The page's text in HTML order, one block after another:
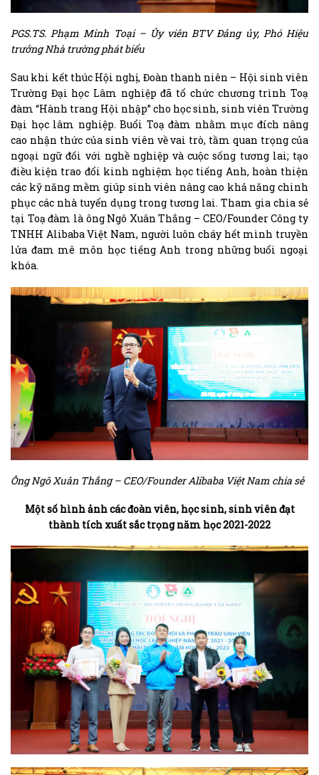
PGS.TS. Phạm Minh Toại – Ủy viên BTV Đảng ủy, Phó Hiệu
trưởng Nhà trường phát biểu
Sau khi kết thúc Hội nghị, Đoàn thanh niên – Hội sinh viên
Trường Đại học Lâm nghiệp đã tổ chức chương trình Toạ
đàm “Hành trang Hội nhập” cho học sinh, sinh viên Trường
Đại học lâm nghiệp. Buổi Toạ đàm nhằm mục đích nâng
cao nhận thức của sinh viên về vai trò, tầm quan trọng của
ngoại ngữ đối với nghề nghiệp và cuộc sống tương lai; tạo
điều kiện trao đổi kinh nghiệm học tiếng Anh, hoàn thiện
các kỹ năng mềm giúp sinh viên nâng cao khả năng chinh
phục các nhà tuyển dụng trong tương lai. Tham gia chia sẻ
tại Toạ đàm là ông Ngô Xuân Thắng – CEO/Founder Công ty
TNHH Alibaba Việt Nam, người luôn cháy hết mình truyền
lửa đam mê môn học tiếng Anh trong những buổi ngoại
khóa.
Ông Ngô Xuân Thắng – CEO/Founder Alibaba Việt Nam chia sẻ
Một số hình ảnh các đoàn viên, học sinh, sinh viên đạt
thành tích xuất sắc trọng năm học 2021-2022